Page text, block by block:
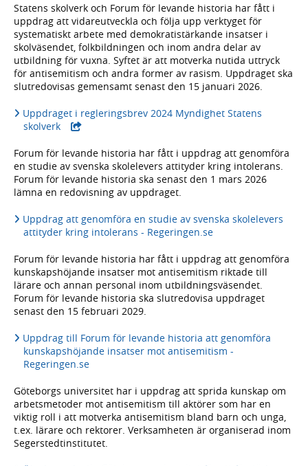
Statens skolverk och Forum för levande historia har fått i
uppdrag att vidareutveckla och följa upp verktyget för
systematiskt arbete med demokratistärkande insatser i
skolväsendet, folkbildningen och inom andra delar av
utbildning för vuxna. Syftet är att motverka nutida uttryck
för antisemitism och andra former av rasism. Uppdraget ska
slutredovisas gemensamt senast den 15 januari 2026.
Uppdraget i regleringsbrev 2024 Myndighet Statens
skolverk- extern webbplats,
Forum för levande historia har fått i uppdrag att genomföra
en studie av svenska skolelevers attityder kring intolerans.
Forum för levande historia ska senast den 1 mars 2026
lämna en redovisning av uppdraget.
Uppdrag att genomföra en studie av svenska skolelevers
attityder kring intolerans - Regeringen.se
Forum för levande historia har fått i uppdrag att genomföra
kunskapshöjande insatser mot antisemitism riktade till
lärare och annan personal inom utbildningsväsendet.
Forum för levande historia ska slutredovisa uppdraget
senast den 15 februari 2029.
Uppdrag till Forum för levande historia att genomföra
kunskapshöjande insatser mot antisemitism -
Regeringen.se
Göteborgs universitet har i uppdrag att sprida kunskap om
arbetsmetoder mot antisemitism till aktörer som har en
viktig roll i att motverka antisemitism bland barn och unga,
t.ex. lärare och rektorer. Verksamheten är organiserad inom
Segerstedtinstitutet.